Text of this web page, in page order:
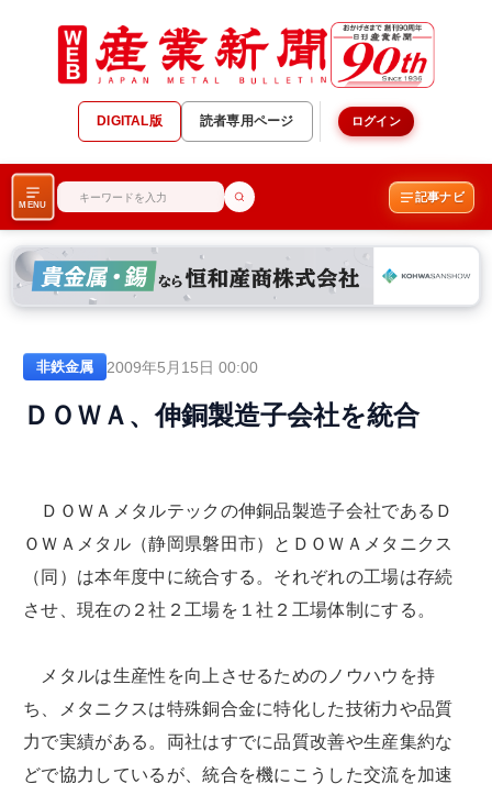
DIGITAL版 読者専用ページ ログイン
MENU
記事ナビ
非鉄金属 2009年5月15日 00:00
ＤＯＷＡ、伸銅製造子会社を統合
ＤＯＷＡメタルテックの伸銅品製造子会社であるＤ
ＯＷＡメタル（静岡県磐田市）とＤＯＷＡメタニクス
（同）は本年度中に統合する。それぞれの工場は存続
させ、現在の２社２工場を１社２工場体制にする。
メタルは生産性を向上させるためのノウハウを持
ち、メタニクスは特殊銅合金に特化した技術力や品質
力で実績がある。両社はすでに品質改善や生産集約な
どで協力しているが、統合を機にこうした交流を加速